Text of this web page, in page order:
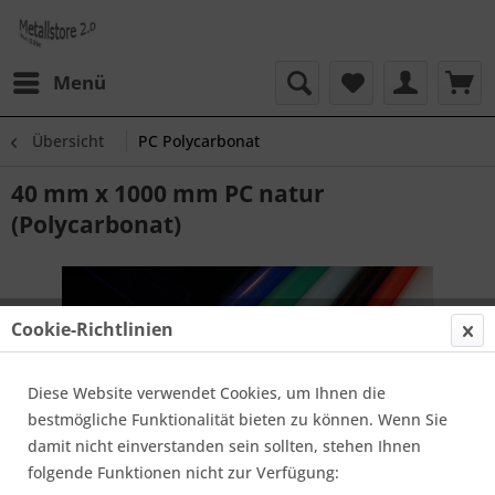
Menü
Übersicht PC Polycarbonat
40 mm x 1000 mm PC natur
(Polycarbonat)
Cookie-Richtlinien
Diese Website verwendet Cookies, um Ihnen die
bestmögliche Funktionalität bieten zu können. Wenn Sie
damit nicht einverstanden sein sollten, stehen Ihnen
folgende Funktionen nicht zur Verfügung: